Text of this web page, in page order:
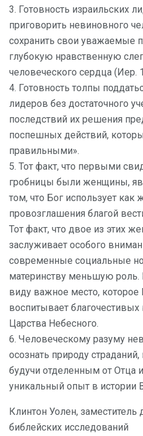
3. Готовность израильских
приговорить невиновного
сохранить свои уважаемые
глубокую нравственную
человеческого сердца (Иер.
4. Готовность толпы
лидеров без достаточного
последствий их решения
поспешных действий,
правильными».
5. Тот факт, что первыми
гробницы были женщины,
том, что Бог использует
провозглашения благой
Тот факт, что двое из этих
заслуживает особого
современные социальные
материнству меньшую роль.
виду важное место, которое
воспитывает
Царства Небесного.
6. Человеческому разуму
осознать природу
будучи отделенным от Отца
уникальный опыт в истории
Клинтон Уолен, заместитель
библейских исследований